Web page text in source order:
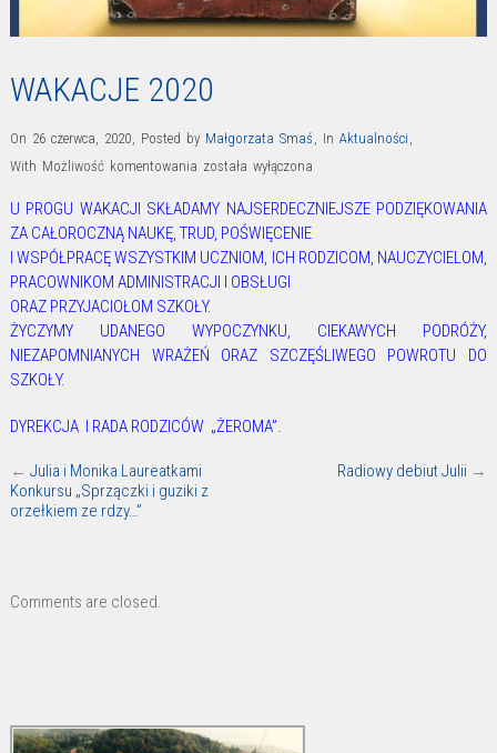
WAKACJE 2020
On 26 czerwca, 2020, Posted by Małgorzata Smaś , In Aktualności ,
With Możliwość komentowania WAKACJE
została wyłączona
U PROGU WAKACJI SKŁADAMY NAJSERDECZNIEJSZE PODZIĘKOWANIA
ZA CAŁOROCZNĄ NAUKĘ, TRUD, POŚWIĘCENIE
I WSPÓŁPRACĘ WSZYSTKIM UCZNIOM, ICH RODZICOM, NAUCZYCIELOM,
PRACOWNIKOM ADMINISTRACJI I OBSŁUGI
ORAZ PRZYJACIOŁOM SZKOŁY.
ŻYCZYMY UDANEGO WYPOCZYNKU, CIEKAWYCH PODRÓŻY,
NIEZAPOMNIANYCH WRAŻEŃ ORAZ SZCZĘŚLIWEGO POWROTU DO
SZKOŁY.
DYREKCJA I RADA RODZICÓW „ŻEROMA”.
← Julia i Monika Laureatkami
Konkursu „Sprzączki i guziki z
orzełkiem ze rdzy…”
Radiowy debiut Julii →
Comments are closed.